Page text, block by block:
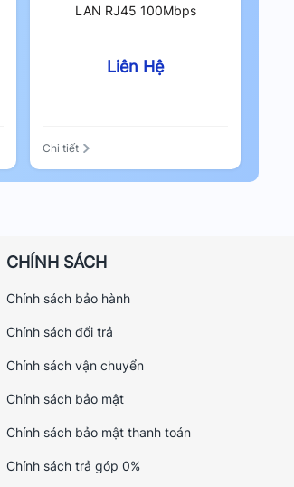
LAN RJ45 100Mbps
Liên Hệ
Chi tiết
CHÍNH SÁCH
Chính sách bảo hành
Chính sách đổi trả
Chính sách vận chuyển
Chính sách bảo mật
Chính sách bảo mật thanh toán
Chính sách trả góp 0%